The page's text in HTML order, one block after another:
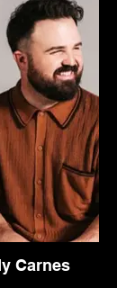
Carnes